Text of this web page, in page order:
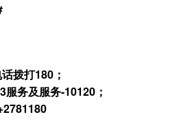
拨打180；
服务及服务-10120；